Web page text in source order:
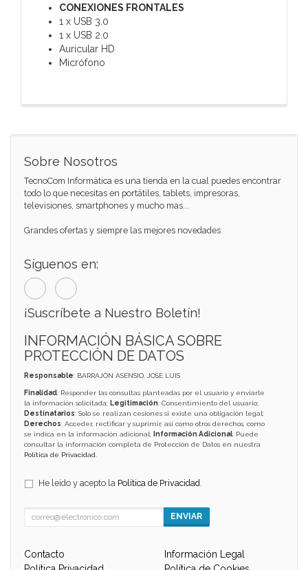
CONEXIONES FRONTALES
1 x USB 3.0
1 x USB 2.0
Auricular HD
Micrófono
Sobre Nosotros
TecnoCom Informática es una tienda en la cual puedes encontrar
todo lo que necesitas en portátiles, tablets, impresoras,
televisiones, smartphones y mucho mas...
Grandes ofertas y siempre las mejores novedades
Síguenos en:
¡Suscríbete a Nuestro Boletín!
INFORMACIÓN BÁSICA SOBRE
PROTECCIÓN DE DATOS
Responsable: BARRAJÓN ASENSIO, JOSE LUIS
Finalidad: Responder las consultas planteadas por el usuario y enviarle
la información solicitada; Legitimación: Consentimiento del usuario;
Destinatarios: Solo se realizan cesiones si existe una obligación legal;
Derechos: Acceder, rectificar y suprimir, así como otros derechos, como
se indica en la información adicional;
Información Adicional: Puede
consultar la información completa de Protección de Datos en nuestra
Política de Privacidad
He leído y acepto la Política de Privacidad
ENVIAR
Contacto
Información Legal